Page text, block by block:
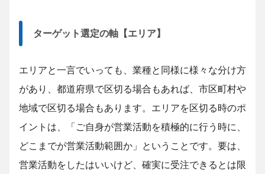
ターゲット選定の軸【エリア】
エリアと一言でいっても、業種と同様に様々な分け方
があり、都道府県で区切る場合もあれば、市区町村や
地域で区切る場合もあります。エリアを区切る時のポ
イントは、「ご自身が営業活動を積極的に行う時に、
どこまでが営業活動範囲か」ということです。要は、
営業活動をしたはいいけど、確実に受注できるとは限